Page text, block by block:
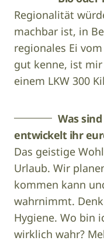
Regionalität
machbar ist, in
regionales Ei
gut kenne, ist
einem LKW 300
Was
entwickelt ihr
Das geistige
Urlaub. Wir
kommen kann
wahrnimmt.
Hygiene. Wo bin
wirklich wahr?